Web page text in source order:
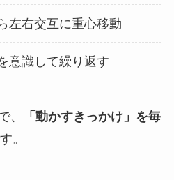
左右交互に重心移動
意識して繰り返す
、
「動かすきっかけ」を毎
。